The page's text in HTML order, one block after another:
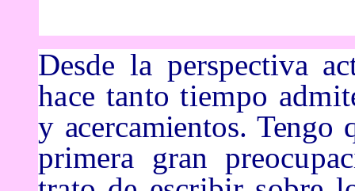
Desde la perspectiva
hace tanto tiempo
y acercamientos.
primera gran